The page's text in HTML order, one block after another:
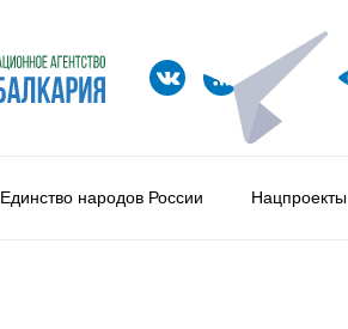
Единство народов России Нацпроекты